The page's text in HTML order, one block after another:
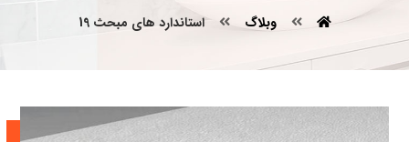
وبلاگ استاندارد های مبحث 19